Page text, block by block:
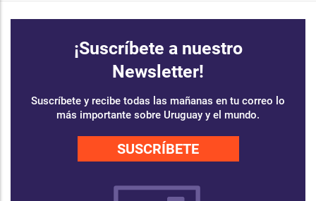
¡Suscríbete a nuestro
Newsletter!
Suscríbete y recibe todas las mañanas en tu correo lo
más importante sobre Uruguay y el mundo.
SUSCRÍBETE